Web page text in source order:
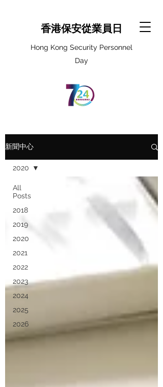
香港保安從業員日
Hong Kong Security Personnel
Day
新聞中心
All
Posts
2018
2019
2020
2021
2022
2023
2024
2025
2026
2020